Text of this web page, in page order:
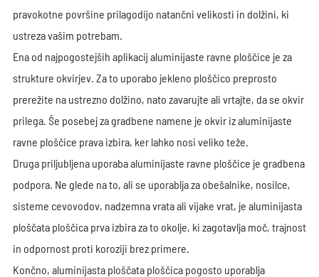
FB2560
25 6
0.405
AZ-9009
AZ-9016
25.4 19.05
1.307
FB30X1.6
30 1.6
0.13
FB3030
30 3
0.244
AZ-9017
31.75 19.05
1.634
AZ-9024
31.75 25.4
2.176
FB32X3
32 3
0.259
FB3260
32 6
0.518
AI-FB353
35 3
0.284
AI-FB3830
38 3
0.309
AZ-9010
38.1 15.88
pravokotne površine prilagodijo natančni velikosti in dolžini, ki
ustreza vašim potrebam.
Ena od najpogostejših aplikacij aluminijaste ravne ploščice je za
strukture okvirjev. Za to uporabo jekleno ploščico preprosto
prerežite na ustrezno dolžino, nato zavarujte ali vrtajte, da se okvir
prilega. Še posebej za gradbene namene je okvir iz aluminijaste
ravne ploščice prava izbira, ker lahko nosi veliko teže.
Druga priljubljena uporaba aluminijaste ravne ploščice je gradbena
podpora. Ne glede na to, ali se uporablja za obešalnike, nosilce,
sisteme cevovodov, nadzemna vrata ali vijake vrat, je aluminijasta
ploščata ploščica prva izbira za to okolje, ki zagotavlja moč, trajnost
in odpornost proti koroziji brez primere.
Končno, aluminijasta ploščata ploščica pogosto uporablja